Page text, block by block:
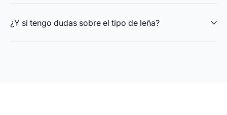
¿Y si tengo dudas sobre el tipo de leña?